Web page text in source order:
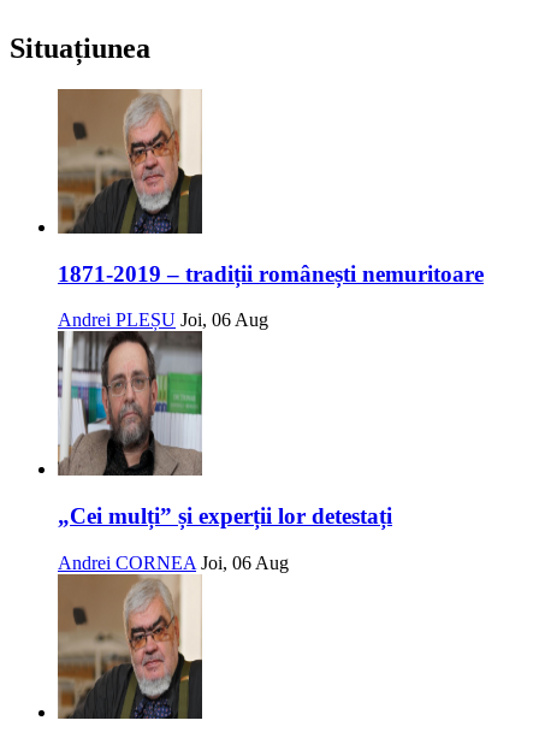
Situațiunea
1871-2019 – tradiții românești nemuritoare
Andrei PLEȘU Joi, 06 Aug
„Cei mulți” și experții lor detestați
Andrei CORNEA Joi, 06 Aug